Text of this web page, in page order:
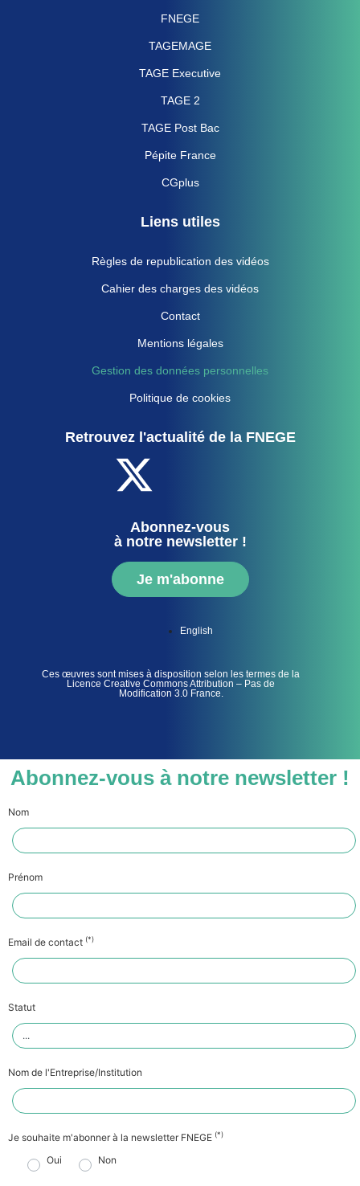
FNEGE
TAGEMAGE
TAGE Executive
TAGE 2
TAGE Post Bac
Pépite France
CGplus
Liens utiles
Règles de republication des vidéos
Cahier des charges des vidéos
Contact
Mentions légales
Gestion des données personnelles
Politique de cookies
Retrouvez l'actualité de la FNEGE
Abonnez-vous
à notre newsletter !
Je m'abonne
English
Ces œuvres sont mises à disposition selon les termes de la
Licence Creative Commons Attribution – Pas de
Modification 3.0 France.
Abonnez-vous à notre newsletter !
Nom
Prénom
Email de contact (*)
Statut
Nom de l'Entreprise/Institution
Je souhaite m'abonner à la newsletter FNEGE (*)
Oui Non